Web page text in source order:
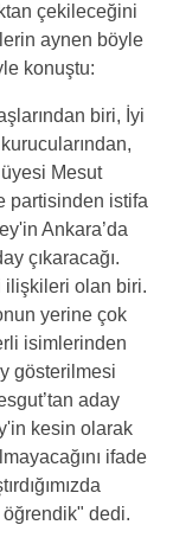
çekileceğini
aynen böyle
konuştu:
biri, İyi
kurucularından,
Mesut
partisinden istifa
Ankara’da
çıkaracağı.
ilişkileri olan biri.
yerine çok
isimlerinden
gösterilmesi
aday
kesin olarak
ifade
öğrendik" dedi.